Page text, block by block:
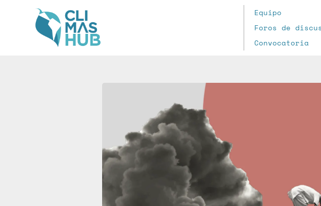
Equipo
Foros de
Convocatoria